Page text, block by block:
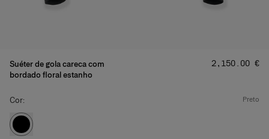
Suéter de gola careca com
bordado floral estanho
Preço:
‌2,150.00 €
Cor: preto